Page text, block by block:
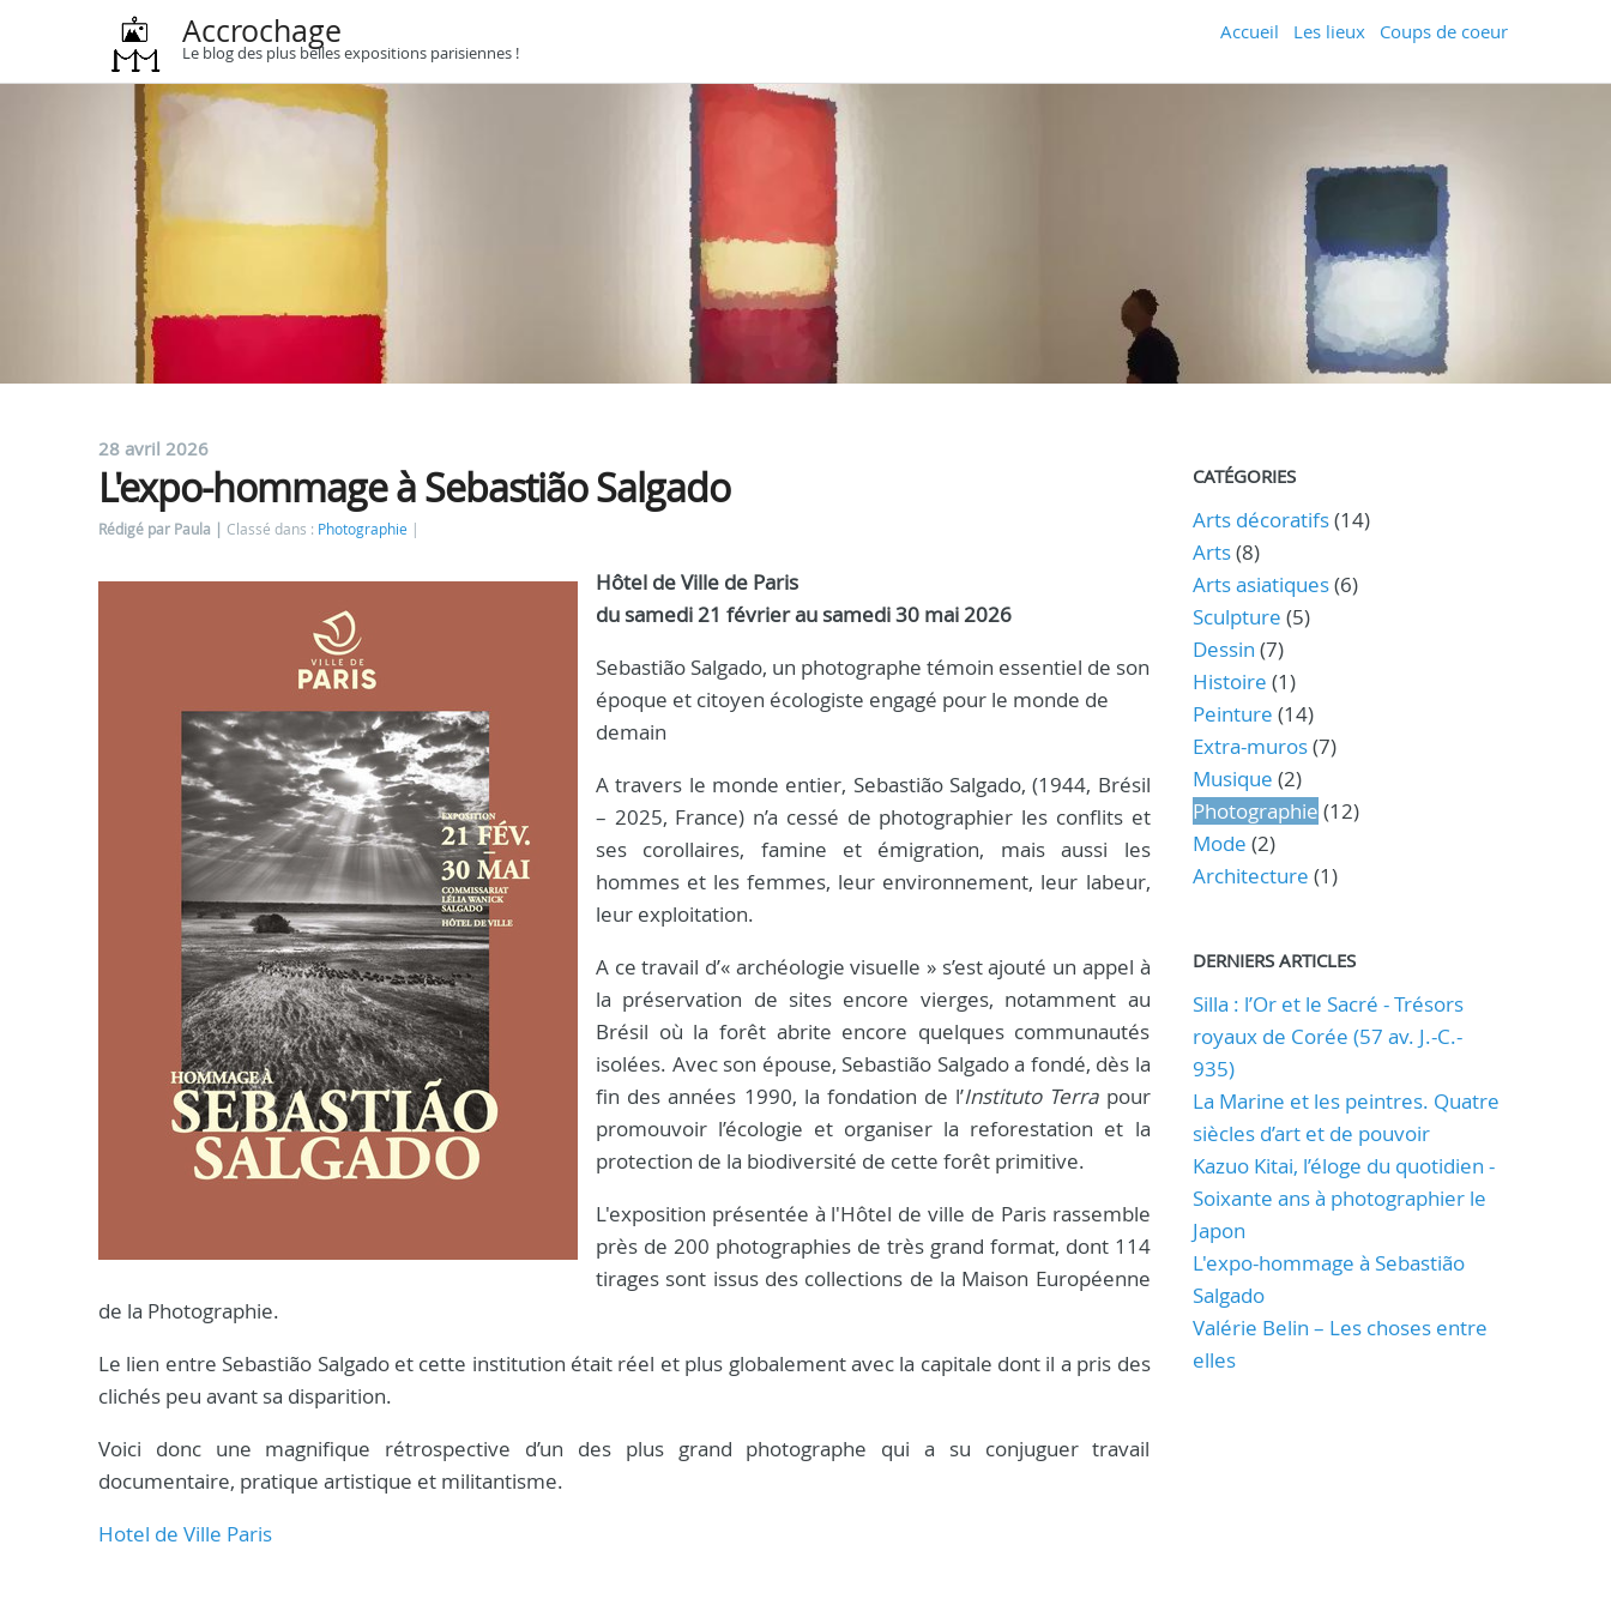
Accrochage
Le blog des plus belles expositions parisiennes !
Accueil Les lieux Coups de coeur
28 avril 2026
L'expo-hommage à Sebastião Salgado
Rédigé par Paula Classé dans : Photographie
Hôtel de Ville de Paris
du samedi 21 février au samedi 30 mai 2026
Sebastião Salgado, un photographe témoin essentiel de son
époque et citoyen écologiste engagé pour le monde de
demain
A travers le monde entier, Sebastião Salgado, (1944, Brésil
– 2025, France) n’a cessé de photographier les conflits et
ses corollaires, famine et émigration, mais aussi les
hommes et les femmes, leur environnement, leur labeur,
leur exploitation.
A ce travail d’« archéologie visuelle » s’est ajouté un appel à
la préservation de sites encore vierges, notamment au
Brésil où la forêt abrite encore quelques communautés
isolées. Avec son épouse, Sebastião Salgado a fondé, dès la
fin des années 1990, la fondation de l’Instituto Terrapour
promouvoir l’écologie et organiser la reforestation et la
protection de la biodiversité de cette forêt primitive.
L'exposition présentée à l'Hôtel de ville de Paris rassemble
près de 200 photographies de très grand format, dont 114
tirages sont issus des collections de la Maison Européenne
de la Photographie.
Le lien entre Sebastião Salgado et cette institution était réel et plus globalement avec la capitale dont il a pris des
clichés peu avant sa disparition.
Voici donc une magnifique rétrospective d’un des plus grand photographe qui a su conjuguer travail
documentaire, pratique artistique et militantisme.
Hotel de Ville Paris
CATÉGORIES
Arts décoratifs(14)
Arts(8)
Arts asiatiques(6)
Sculpture (5)
Dessin (7)
Histoire (1)
Peinture (14)
Extra-muros(7)
Musique (2)
Photographie (12)
Mode (2)
Architecture (1)
DERNIERS ARTICLES
Silla : l’Or et le Sacré - Trésors
royaux de Corée (57 av. J.-C.-
935)
La Marine et les peintres. Quatre
siècles d’art et de pouvoir
Kazuo Kitai, l’éloge du quotidien -
Soixante ans à photographier le
Japon
L'expo-hommage à Sebastião
Salgado
Valérie Belin – Les choses entre
elles